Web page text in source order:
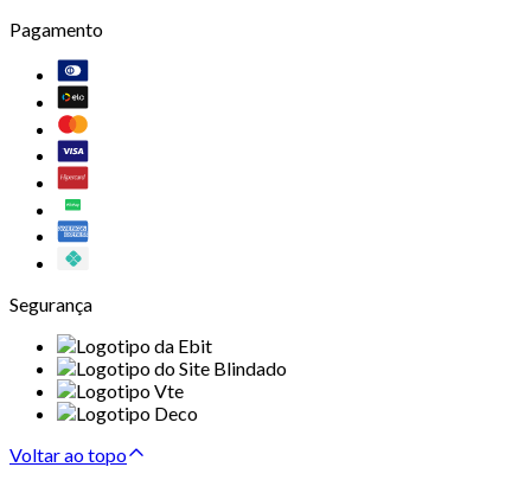
Pagamento
Segurança
Voltar ao topo